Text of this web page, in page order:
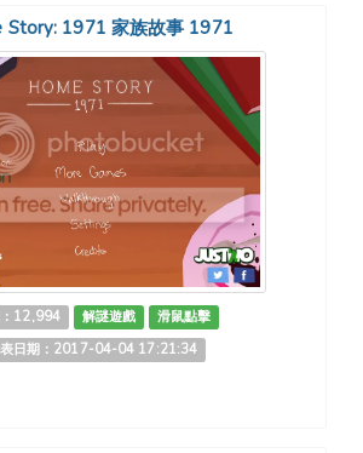
Story: 1971 家族故事 1971
12,994 解謎遊戲
滑鼠點擊
日期：2017-04-04 17:21:34